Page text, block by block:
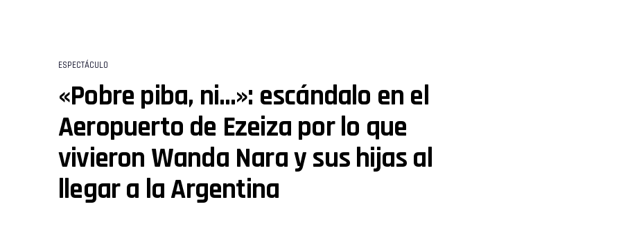
ESPECTÁCULO
«Pobre piba, ni…»: escándalo en el
Aeropuerto de Ezeiza por lo que
vivieron Wanda Nara y sus hijas al
llegar a la Argentina